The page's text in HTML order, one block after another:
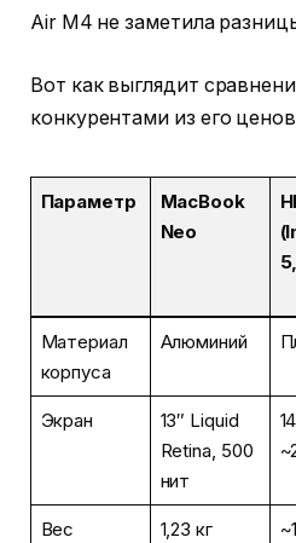
Air M4 не заметила
Вот как выглядит
конкурентами из его
Параметр
MacBook
Neo
Материал
корпуса
Алюминий
Экран
13″ Liquid
Retina, 500
нит
Вес 1,23 кг